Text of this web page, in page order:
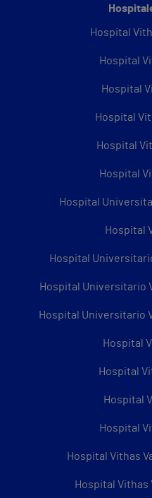
Hospital
Hospital
Hospital
Hospital
Hospital
Hospital
Hospital
Hospital
Hospital
Hospital Universitario
Hospital Universitario
Hospital
Hospital
Hospital
Hospital
Hospital Vithas
Hospital Vithas